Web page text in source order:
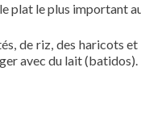
plat le plus important
de riz, des haricots
avec du lait (batidos).